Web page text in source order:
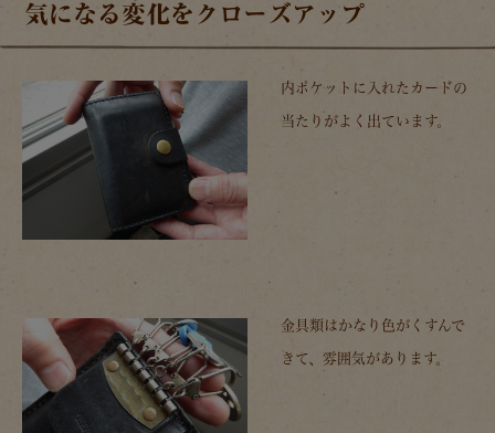
気になる変化をクローズアップ
内ポケットに入れたカードの
当たりがよく出ています。
金具類はかなり色がくすんで
きて、雰囲気があります。